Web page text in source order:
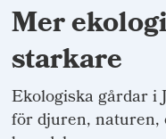
Mer
starkare
Ekologiska gårdar i
för djuren, naturen,